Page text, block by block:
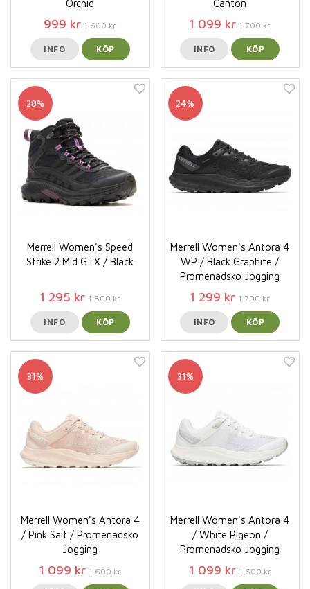
Orchid
999 kr 1 600 kr
INFO KÖP
Canton
1 099 kr 1 700 kr
INFO KÖP
28%
Merrell Women's Speed
Strike 2 Mid GTX / Black
1 295 kr 1 800 kr
INFO KÖP
24%
Merrell Women's Antora 4
WP / Black Graphite /
Promenadsko Jogging
1 299 kr 1 700 kr
INFO KÖP
31%
Merrell Women's Antora 4
/ Pink Salt / Promenadsko
Jogging
1 099 kr 1 600 kr
31%
Merrell Women's Antora 4
/ White Pigeon /
Promenadsko Jogging
1 099 kr 1 600 kr